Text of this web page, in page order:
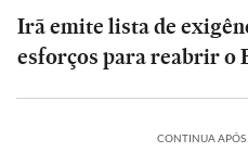
Irã emite lista de
esforços para reabrir o
CONTINUA